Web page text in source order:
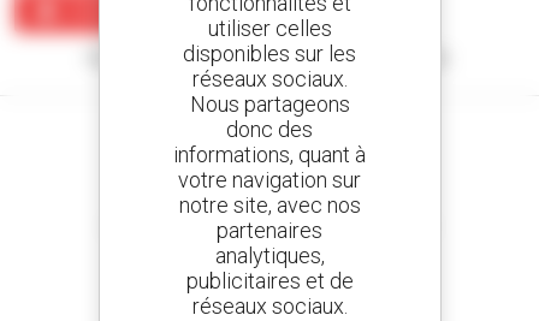
Créer une alerte
Aucun résultat ne correspond à votre recherche.
Créez vos alertes
et recevez des annonces de matériels d'occasion
utiliser celles
disponibles sur les
réseaux sociaux.
Nous partageons
donc des
informations, quant à
votre navigation sur
notre site, avec nos
partenaires
analytiques,
publicitaires et de
réseaux sociaux.